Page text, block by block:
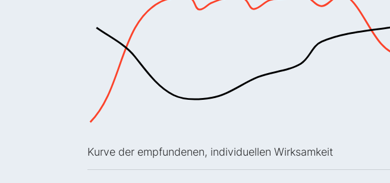
Kurve der empfundenen, individuellen Wirksamkeit